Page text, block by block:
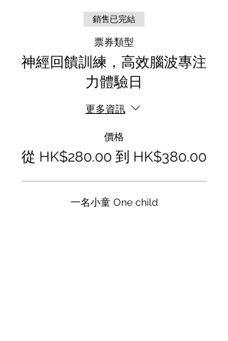
銷售已完結
票券類型
神經回饋訓練，高效腦波專注
力體驗日
更多資訊
價格
從 HK$280.00 到 HK$380.00
一名小童 One child